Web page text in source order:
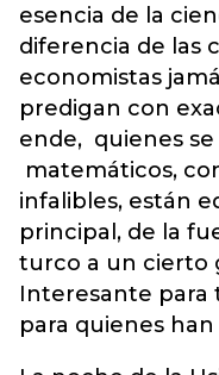
esencia de la
diferencia de las
economistas
predigan con
ende, quienes
matemáticos,
infalibles, están
principal, de la
turco a un cierto
Interesante para
para quienes